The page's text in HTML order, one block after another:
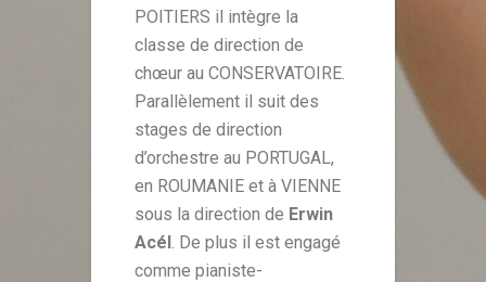
POITIERS il intègre la
classe de direction de
chœur au CONSERVATOIRE.
Parallèlement il suit des
stages de direction
d’orchestre au PORTUGAL,
en ROUMANIE et à VIENNE
sous la direction de Erwin
Acél. De plus il est engagé
comme pianiste-